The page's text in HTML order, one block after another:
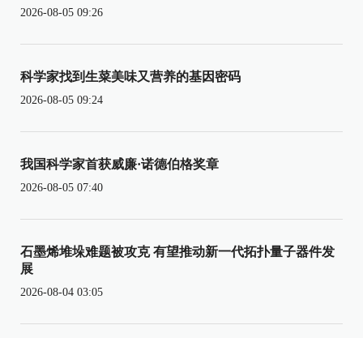
2026-08-05 09:26
科学家找到生菜美味又营养的基因密码
2026-08-05 09:24
我国科学家首获威廉·诺德伯格奖章
2026-08-05 07:40
石墨烯堆垛难题被攻克 有望推动新一代拓扑量子器件发
展
2026-08-04 03:05